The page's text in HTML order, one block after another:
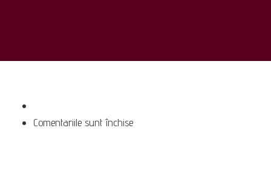
Comentariile sunt închisepentru